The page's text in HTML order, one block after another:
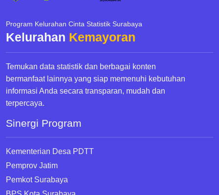
Program Kelurahan Cinta Statistik Surabaya
Kelurahan Kemayoran
Temukan data statistik dan berbagai konten
bermanfaat lainnya yang siap memenuhi kebutuhan
informasi Anda secara transparan, mudah dan
terpercaya.
Sinergi Program
Kementerian Desa PDTT
Pemprov Jatim
Pemkot Surabaya